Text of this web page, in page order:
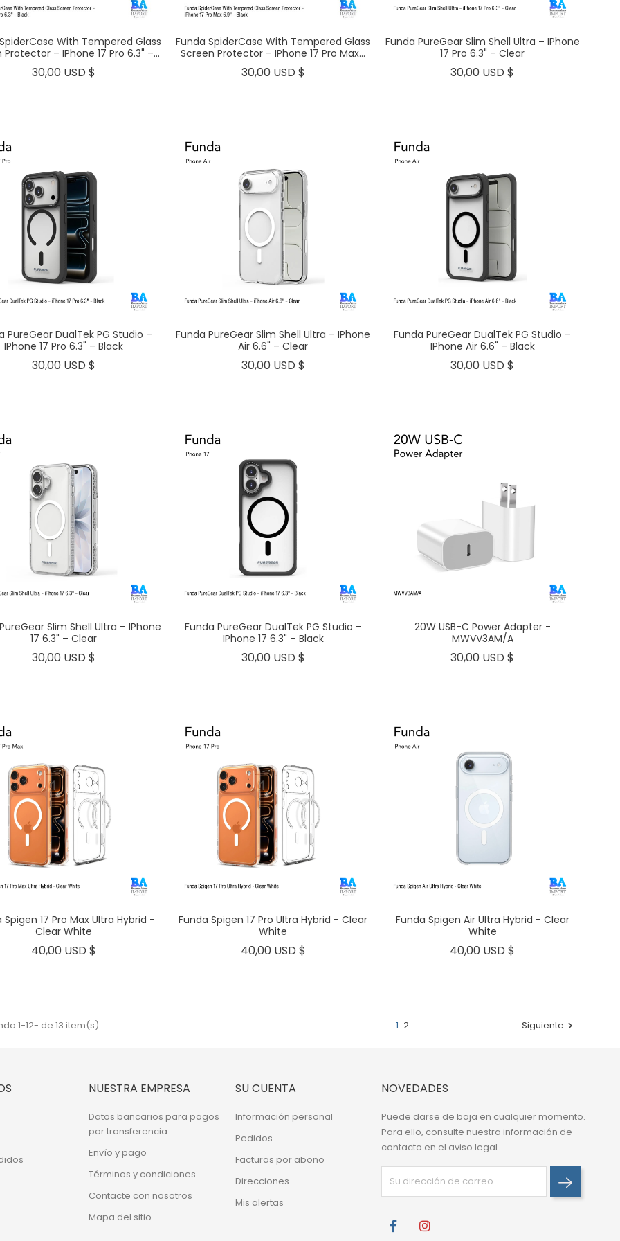
With Tempered Glass
Protector – IPhone 17 Pro 6.3" –...
30,00 USD $
Funda SpiderCase With Tempered Glass
Screen Protector – IPhone 17 Pro Max...
30,00 USD $
Funda PureGear Slim Shell Ultra – IPhone
17 Pro 6.3" – Clear
30,00 USD $
PureGear DualTek PG Studio –
IPhone 17 Pro 6.3" – Black
30,00 USD $
Funda PureGear Slim Shell Ultra – IPhone
Air 6.6" – Clear
30,00 USD $
Funda PureGear DualTek PG Studio –
IPhone Air 6.6" – Black
30,00 USD $
Slim Shell Ultra – IPhone
17 6.3" – Clear
30,00 USD $
Funda PureGear DualTek PG Studio –
IPhone 17 6.3" – Black
30,00 USD $
20W USB-C Power Adapter -
MWVV3AM/A
30,00 USD $
Spigen 17 Pro Max Ultra Hybrid -
Clear White
40,00 USD $
Funda Spigen 17 Pro Ultra Hybrid - Clear
White
40,00 USD $
Funda Spigen Air Ultra Hybrid - Clear
White
40,00 USD $
1-12- de 13 item(s) 12 Siguiente 
NUESTRA EMPRESA
Datos bancarios para pagos
por transferencia
Envío y pago
Términos y condiciones
Contacte con nosotros
Mapa del sitio
SU CUENTA
Información personal
Pedidos
Facturas por abono
Direcciones
Mis alertas
NOVEDADES
Puede darse de baja en cualquier momento.
Para ello, consulte nuestra información de
contacto en el aviso legal.